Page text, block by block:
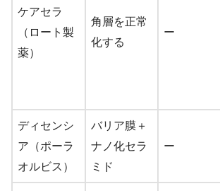
ケアセラ
（ロート製
薬）
角層を正常
化する
ー
ディセンシ
ア（ポーラ
オルビス）
バリア膜＋
ナノ化セラ
ミド
ー